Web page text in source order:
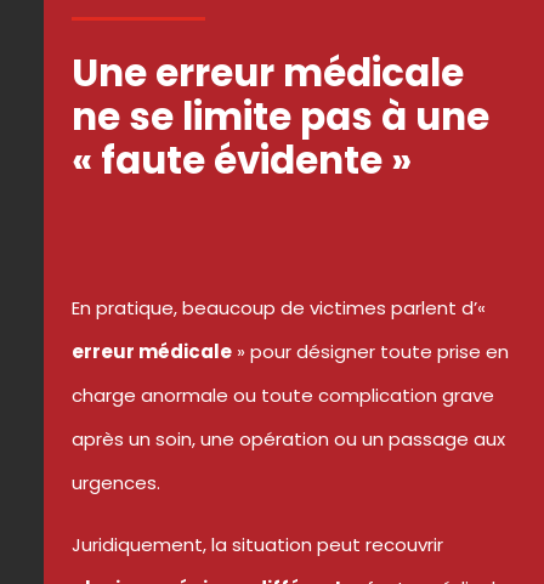
Une erreur médicale
ne se limite pas à une
« faute évidente »
En pratique, beaucoup de victimes parlent d’«
erreur médicale» pour désigner toute prise en
charge anormale ou toute complication grave
après un soin, une opération ou un passage aux
urgences.
Juridiquement, la situation peut recouvrir